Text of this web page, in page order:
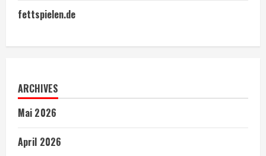
fettspielen.de
ARCHIVES
Mai 2026
April 2026